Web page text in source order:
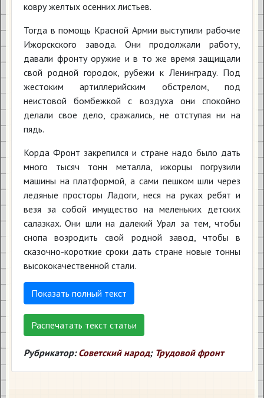
ковру желтых осенних листьев.
Тогда в помощь Красной Армии выступили рабочие
Ижорскского завода. Они продолжали работу,
давали фронту оружие и в то же время защищали
свой родной городок, рубежи к Ленинграду. Под
жестоким артиллерийским обстрелом, под
неистовой бомбежкой с воздуха они спокойно
делали свое дело, сражались, не отступая ни на
пядь.
Корда Фронт закрепился и стране надо было дать
много тысяч тонн металла, ижорцы погрузили
машины на платформой, а сами пешком шли через
ледяные просторы Ладоги, неся на руках ребят и
везя за собой имущество на меленьких детских
салазках. Они шли на далекий Урал за тем, чтобы
снопа возродить свой родной завод, чтобы в
сказочно-короткие сроки дать стране новые тонны
высококачественной стали.
Показать полный текст
Распечатать текст статьи
Рубрикатор: Советский народ; Трудовой фронт